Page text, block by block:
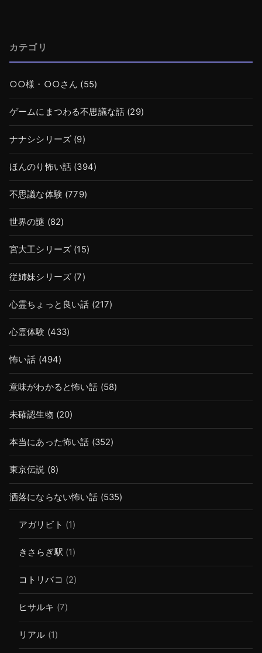
カテゴリ
○○様・○○さん (55)
ゲームにまつわる不思議な話 (29)
ナナシシリーズ (9)
ほんのり怖い話 (394)
不思議な体験 (779)
世界の謎 (82)
宮大工シリーズ (15)
従姉妹シリーズ (7)
心霊ちょっと良い話 (217)
心霊体験 (433)
怖い話 (494)
意味がわかると怖い話 (58)
未確認生物 (20)
本当にあった怖い話 (352)
東京伝説 (8)
洒落にならない怖い話 (535)
アガリビト (1)
きさらぎ駅 (1)
コトリバコ (2)
ヒサルキ (7)
リアル (1)